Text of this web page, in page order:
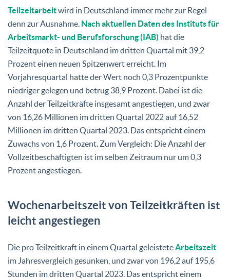
Teilzeitarbeitwird in Deutschland immer mehr zur Regel
denn zur Ausnahme. Nach aktuellen Daten des Instituts für
Arbeitsmarkt- und Berufsforschung (IAB) hat die
Teilzeitquote in Deutschland im dritten Quartal mit 39,2
Prozent einen neuen Spitzenwert erreicht. Im
Vorjahresquartal hatte der Wert noch 0,3 Prozentpunkte
niedriger gelegen und betrug 38,9 Prozent. Dabei ist die
Anzahl der Teilzeitkräfte insgesamt angestiegen, und zwar
von 16,26 Millionen im dritten Quartal 2022 auf 16,52
Millionen im dritten Quartal 2023. Das entspricht einem
Zuwachs von 1,6 Prozent. Zum Vergleich: Die Anzahl der
Vollzeitbeschäftigten ist im selben Zeitraum nur um 0,3
Prozent angestiegen.
Wochenarbeitszeit von Teilzeitkräften ist
leicht angestiegen
Die pro Teilzeitkraft in einem Quartal geleisteteArbeitszeit
im Jahresvergleich gesunken, und zwar von 196,2 auf 195,6
Stunden im dritten Quartal 2023. Das entspricht einem